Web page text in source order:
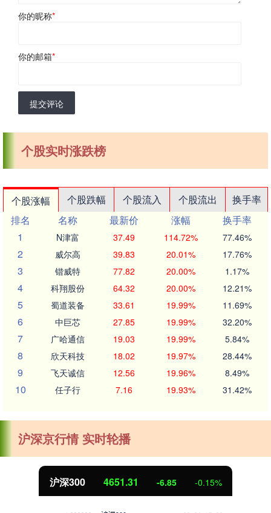
你的昵称*
你的邮箱*
提交评论
个股实时涨跌榜
个股涨幅 个股跌幅 个股流入 个股流出
换手率
排名
名称 最新价 涨幅
换手率
1
N津富 37.49 114.72% 77.46%
2 威尔高 39.83 20.01% 17.76%
3 锴威特 77.82 20.00% 1.17%
4 科翔股份 64.32 20.00% 12.21%
5 蜀道装备 33.61 19.99% 11.69%
6 中巨芯 27.85 19.99% 32.20%
7 广哈通信 19.03 19.99% 5.84%
8 欣天科技 18.02 19.97% 28.44%
9 飞天诚信 12.56 19.96% 8.49%
10 任子行 7.16 19.93% 31.42%
沪深京行情 实时轮播
沪深300 4651.31 -6.85 -0.15%